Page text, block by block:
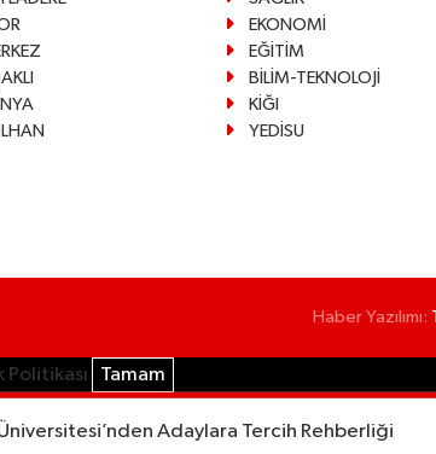
EKONOMİ
EĞİTİM
BİLİM-TEKNOLOJİ
KİĞI
YEDİSU
Haber Yazılımı:
Politikası Tamam
Adaylara Tercih Rehberliği